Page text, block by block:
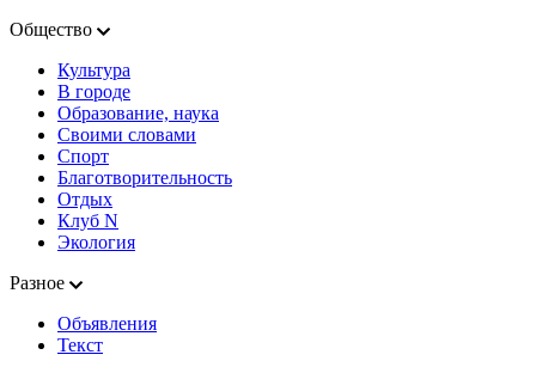
Общество
Культура
В городе
Образование, наука
Своими словами
Спорт
Благотворительность
Отдых
Клуб N
Экология
Разное
Объявления
Текст